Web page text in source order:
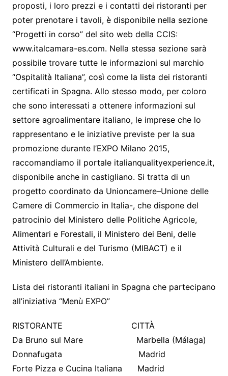
proposti, i loro prezzi e i contatti dei ristoranti per
poter prenotare i tavoli, è disponibile nella sezione
“Progetti in corso” del sito web della CCIS:
www.italcamara-es.com. Nella stessa sezione sarà
possibile trovare tutte le informazioni sul marchio
“Ospitalità Italiana”, così come la lista dei ristoranti
certificati in Spagna. Allo stesso modo, per coloro
che sono interessati a ottenere informazioni sul
settore agroalimentare italiano, le imprese che lo
rappresentano e le iniziative previste per la sua
promozione durante l’EXPO Milano 2015,
raccomandiamo il portale italianqualityexperience.it,
disponibile anche in castigliano. Si tratta di un
progetto coordinato da Unioncamere–Unione delle
Camere di Commercio in Italia-, che dispone del
patrocinio del Ministero delle Politiche Agricole,
Alimentari e Forestali, il Ministero dei Beni, delle
Attività Culturali e del Turismo (MIBACT) e il
Ministero dell’Ambiente.
Lista dei ristoranti italiani in Spagna che partecipano
all’iniziativa “Menù EXPO”
RISTORANTE CITTÀ
Da Bruno sul Mare Marbella (Málaga)
Donnafugata Madrid
Forte Pizza e Cucina Italiana Madrid